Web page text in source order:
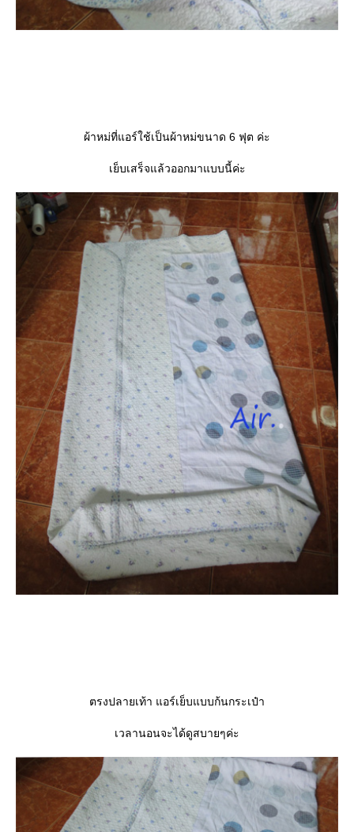
ผ้าหม่ที่แอร์ใช้เป็นผ้าหม่ขนาด 6 ฟุต ค่ะ
เย็บเสร็จแล้วออกมาแบบนี้ค่ะ
ตรงปลายเท้า แอร์เย็บแบบก้นกระเป๋า
เวลานอนจะได้ดูสบายๆค่ะ